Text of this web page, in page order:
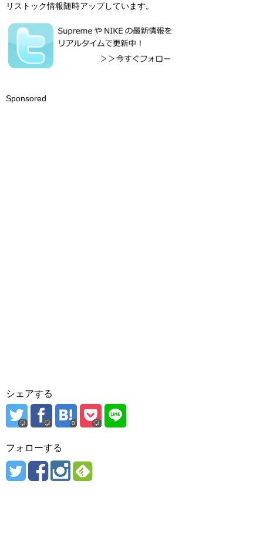
リストック情報随時アップしています。
Sponsored
シェアする
0
フォローする